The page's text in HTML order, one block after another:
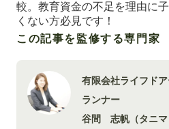
較。教育資金の不足を理由に
くない方必見です！
この記事を監修する専門家
有限会社ライフド
ランナー
谷間 志帆（タニ